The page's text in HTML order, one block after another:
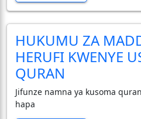
HUKUMU ZA
HERUFI KWENYE
QURAN
Jifunze namna ya kusoma
hapa